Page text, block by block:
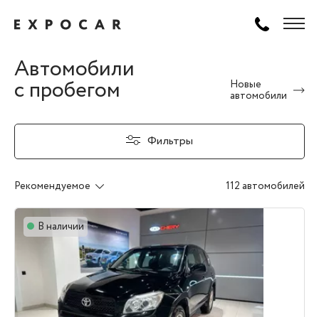
Автомобили
с пробегом
Новые
автомобили
Фильтры
Рекомендуемое 112 автомобилей
В наличии